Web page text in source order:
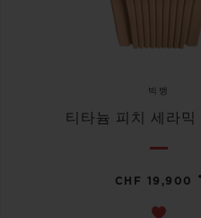
빅뱅
티타늄 피치 세라믹
CHF 19,900 •